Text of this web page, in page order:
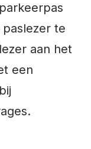
te
aan het
een